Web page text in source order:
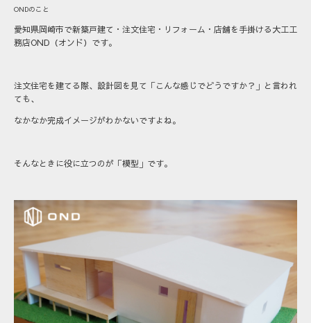
ONDのこと
愛知県岡崎市で新築戸建て・注文住宅・リフォーム・店舗を手掛ける大工工
務店OND（オンド）です。
注文住宅を建てる際、設計図を見て「こんな感じでどうですか？」と言われ
ても、
なかなか完成イメージがわかないですよね。
そんなときに役に立つのが「模型」です。